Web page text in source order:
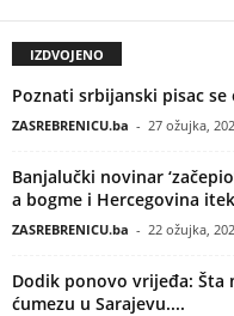
IZDVOJENO
Poznati srbijanski pisac
ZASREBRENICU.ba - 27 ožujka,
Banjalučki novinar
a bogme i Hercegovina
ZASREBRENICU.ba - 22 ožujka,
Dodik ponovo vrijeđa: Šta
ćumezu u Sarajevu....